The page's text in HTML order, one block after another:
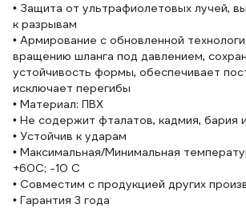
• Защита от ультрафиолетовых лучей,
к разрывам
• Армирование с обновленной
вращению шланга под давлением,
устойчивость формы, обеспечивает
исключает перегибы
• Материал: ПВХ
• Не содержит фталатов, кадмия, бария
• Устойчив к ударам
• Максимальная/Минимальная
+60С; -10 C
• Совместим с продукцией других
• Гарантия 3 года